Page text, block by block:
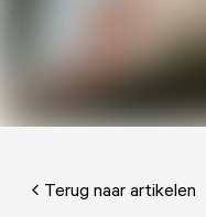
Terug naar artikelen